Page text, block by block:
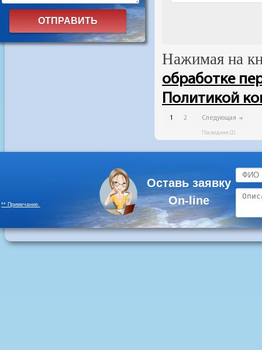
** Примечание.
Оставь заявку
On-line